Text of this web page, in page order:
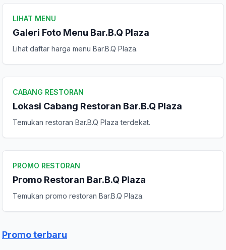
LIHAT MENU
Galeri Foto Menu Bar.B.Q Plaza
Lihat daftar harga menu Bar.B.Q Plaza.
CABANG RESTORAN
Lokasi Cabang Restoran Bar.B.Q Plaza
Temukan restoran Bar.B.Q Plaza terdekat.
PROMO RESTORAN
Promo Restoran Bar.B.Q Plaza
Temukan promo restoran Bar.B.Q Plaza.
Promo terbaru